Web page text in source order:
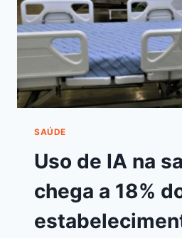
SAÚDE
Uso de IA na
chega a 18%